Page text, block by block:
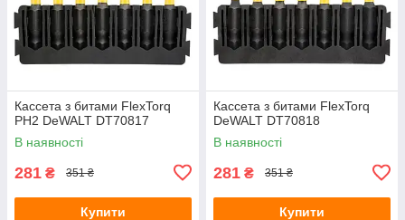
Кассета з битами FlexTorq
PH2 DeWALT DT70817
В наявності
281 ₴ 351 ₴
Купити
Кассета з битами FlexTorq
DeWALT DT70818
В наявності
281 ₴ 351 ₴
Купити